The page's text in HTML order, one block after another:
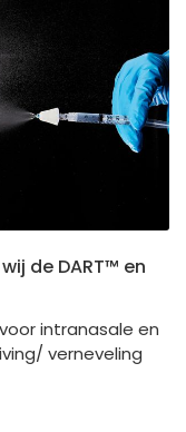
de DART™ en
intranasale en
verneveling